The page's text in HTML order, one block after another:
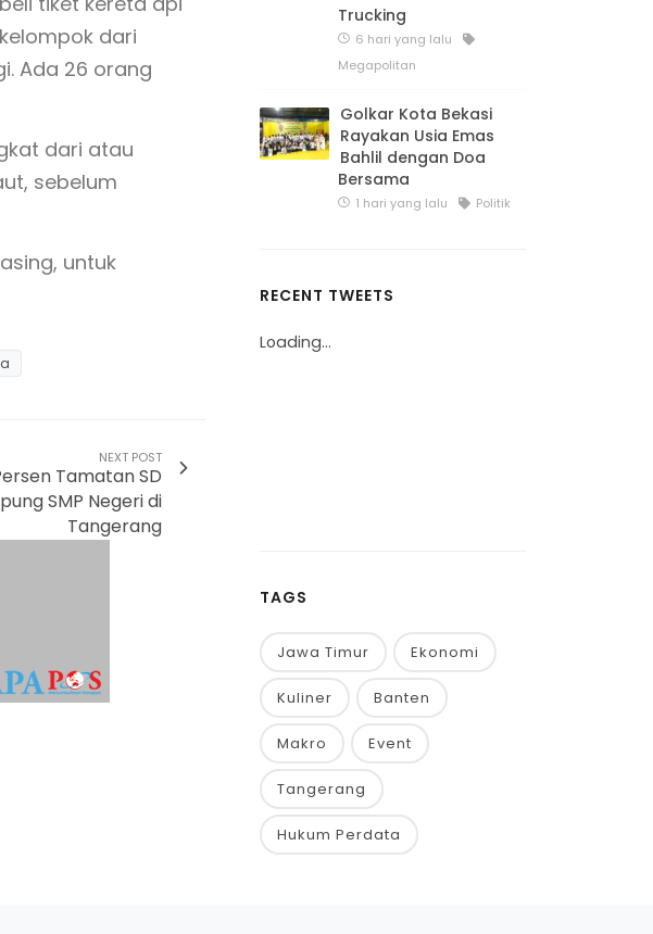
dari
Ada 26 orang
dari atau
sebelum
untuk
NEXT POST
Tamatan SD
SMP Negeri di
Tangerang
Trucking
6 hari yang lalu
Megapolitan
Golkar Kota Bekasi
Rayakan Usia Emas
Bahlil dengan Doa
Bersama
1 hari yang lalu Politik
RECENT TWEETS
Loading...
TAGS
Jawa Timur Ekonomi
Kuliner Banten
Makro Event
Tangerang
Hukum Perdata